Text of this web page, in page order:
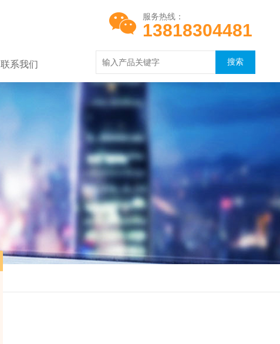
服务热线：
13818304481
联系我们